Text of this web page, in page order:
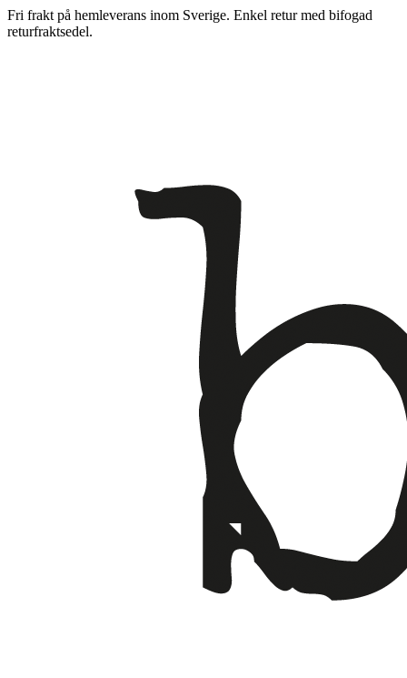
Fri frakt på hemleverans inom Sverige. Enkel retur med bifogad
returfraktsedel.